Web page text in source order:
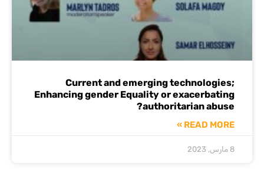
Current and emerging technologies;
Enhancing gender Equality or exacerbating
authoritarian abuse?
READ MORE »
8 مارس, 2023